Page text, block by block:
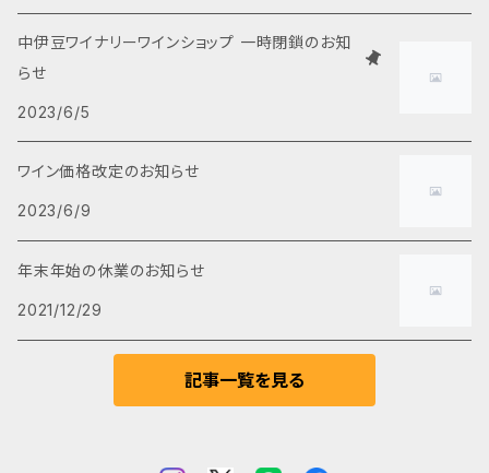
甘口ワイン
ノンアルコール
中伊豆ワイナリーワインショップ 一時閉鎖のお知
らせ
2023/6/5
ワイン価格改定のお知らせ
2023/6/9
年末年始の休業のお知らせ
2021/12/29
記事一覧を見る